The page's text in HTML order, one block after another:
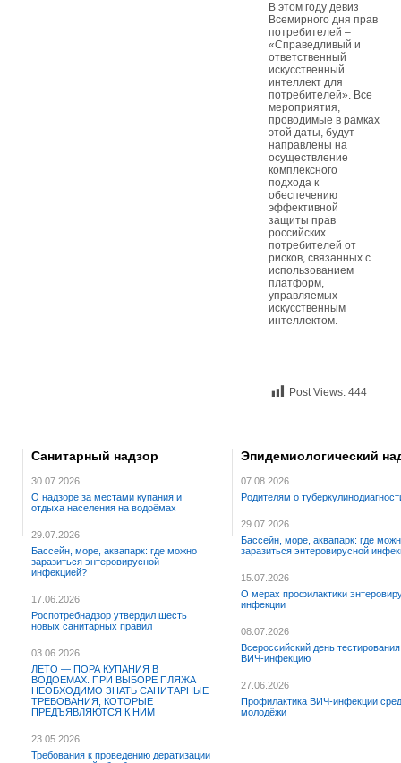
В этом году девиз
Всемирного дня прав
потребителей –
«Справедливый и
ответственный
искусственный
интеллект для
потребителей». Все
мероприятия,
проводимые в рамках
этой даты, будут
направлены на
осуществление
комплексного
подхода к
обеспечению
эффективной
защиты прав
российских
потребителей от
рисков, связанных с
использованием
платформ,
управляемых
искусственным
интеллектом.
Post Views: 444
Санитарный надзор
30.07.2026
О надзоре за местами купания и
отдыха населения на водоёмах
29.07.2026
Бассейн, море, аквапарк: где можно
заразиться энтеровирусной
инфекцией?
17.06.2026
Роспотребнадзор утвердил шесть
новых санитарных правил
03.06.2026
ЛЕТО — ПОРА КУПАНИЯ В
ВОДОЕМАХ. ПРИ ВЫБОРЕ ПЛЯЖА
НЕОБХОДИМО ЗНАТЬ САНИТАРНЫЕ
ТРЕБОВАНИЯ, КОТОРЫЕ
ПРЕДЪЯВЛЯЮТСЯ К НИМ
23.05.2026
Требования к проведению дератизации
Эпидемиологический
07.08.2026
Родителям о
29.07.2026
Бассейн, море, аквапарк: где
заразиться энтеровирусной
15.07.2026
О мерах профилактики
инфекции
08.07.2026
Всероссийский день
ВИЧ-инфекцию
27.06.2026
Профилактика ВИЧ-инфекции
молодёжи